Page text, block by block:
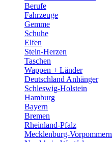
Berufe
Fahrzeuge
Gemme
Schuhe
Elfen
Stein-Herzen
Taschen
Wappen + Länder
Deutschland Anhänger
Schleswig-Holstein
Hamburg
Bayern
Bremen
Rheinland-Pfalz
Mecklenburg-Vorpommern